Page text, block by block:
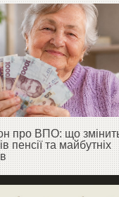
про ВПО: що
пенсії та майбутніх